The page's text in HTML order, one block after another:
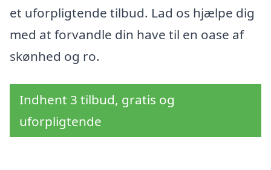
et uforpligtende tilbud. Lad os hjælpe dig
med at forvandle din have til en oase af
skønhed og ro.
Indhent 3 tilbud, gratis og
uforpligtende